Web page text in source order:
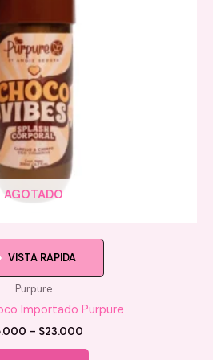
AGOTADO
VISTA RAPIDA
Purpure
Importado Purpure
– $23.000
Este